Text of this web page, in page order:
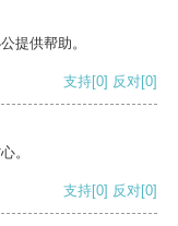
提供帮助。
支持[0] 反对[0]
。
支持[0] 反对[0]